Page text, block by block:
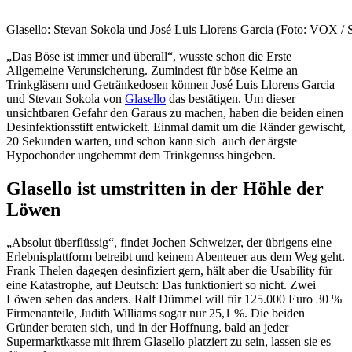
Glasello: Stevan Sokola und José Luis Llorens Garcia (Foto: VOX /
„Das Böse ist immer und überall“, wusste schon die Erste
Allgemeine Verunsicherung. Zumindest für böse Keime an
Trinkgläsern und Getränkedosen können José Luis Llorens Garcia
und Stevan Sokola von Glasello das bestätigen. Um dieser
unsichtbaren Gefahr den Garaus zu machen, haben die beiden einen
Desinfektionsstift entwickelt. Einmal damit um die Ränder gewischt,
20 Sekunden warten, und schon kann sich auch der ärgste
Hypochonder ungehemmt dem Trinkgenuss hingeben.
Glasello ist umstritten in der Höhle der
Löwen
„Absolut überflüssig“, findet Jochen Schweizer, der übrigens eine
Erlebnisplattform betreibt und keinem Abenteuer aus dem Weg geht.
Frank Thelen dagegen desinfiziert gern, hält aber die Usability für
eine Katastrophe, auf Deutsch: Das funktioniert so nicht. Zwei
Löwen sehen das anders. Ralf Dümmel will für 125.000 Euro 30 %
Firmenanteile, Judith Williams sogar nur 25,1 %. Die beiden
Gründer beraten sich, und in der Hoffnung, bald an jeder
Supermarktkasse mit ihrem Glasello platziert zu sein, lassen sie es